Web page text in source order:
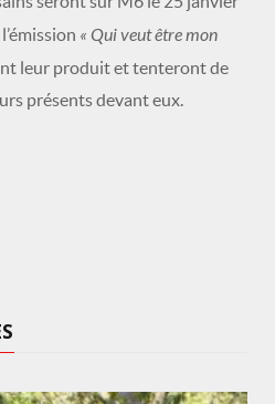
« Qui veut être mon
leur produit et tenteront de
présents devant eux.